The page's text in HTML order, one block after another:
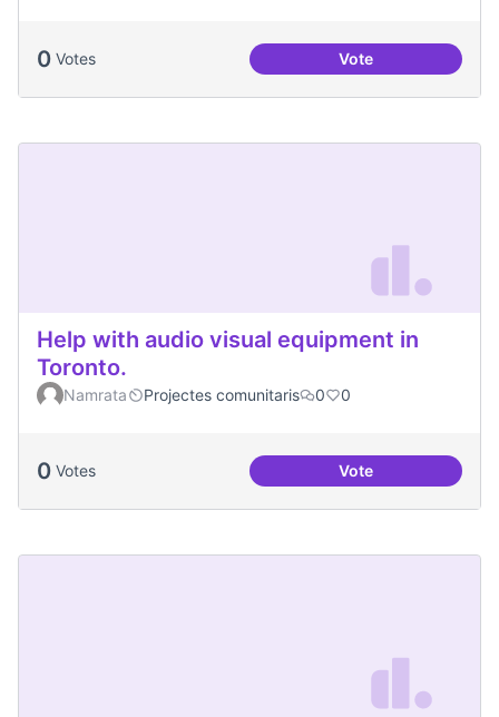
0 Votes VoteMillorar la
Help with audio visual equipment in
Toronto.
Namrata Projectes comunitaris 0 0
0 Votes VoteHelp with audio